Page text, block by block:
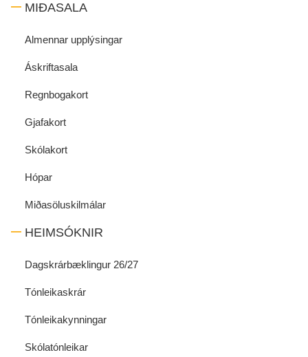
MIÐASALA
Almennar upplýsingar
Áskriftasala
Regnbogakort
Gjafakort
Skólakort
Hópar
Miðasöluskilmálar
HEIMSÓKNIR
Dagskrárbæklingur 26/27
Tónleikaskrár
Tónleikakynningar
Skólatónleikar